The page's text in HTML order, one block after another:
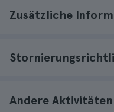
Zusätzliche
Andere Aktivitäten